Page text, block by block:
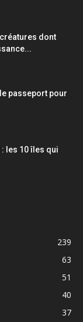
dont
passeport pour
les 10 îles qui
239
63
51
40
37